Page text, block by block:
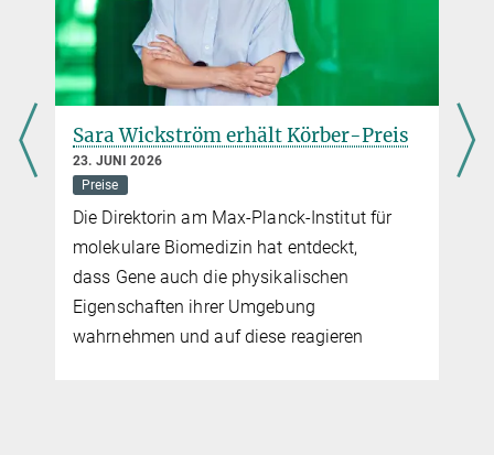
Sara Wickström erhält Körber-Preis
23. JUNI 2026
Preise
Die Direktorin am Max-Planck-Institut für
molekulare Biomedizin hat entdeckt,
dass Gene auch die physikalischen
Eigenschaften ihrer Umgebung
wahrnehmen und auf diese reagieren